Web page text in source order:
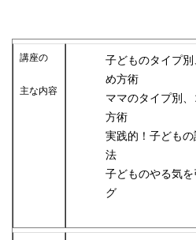
講座の
主な内容
子どものタイプ
め方術
ママのタイプ別
方術
実践的！子ども
法
子どものやる気
グ